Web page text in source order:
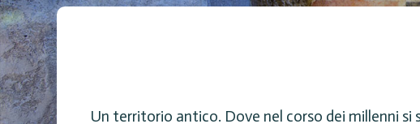
Un territorio antico. Dove nel corso dei millenni